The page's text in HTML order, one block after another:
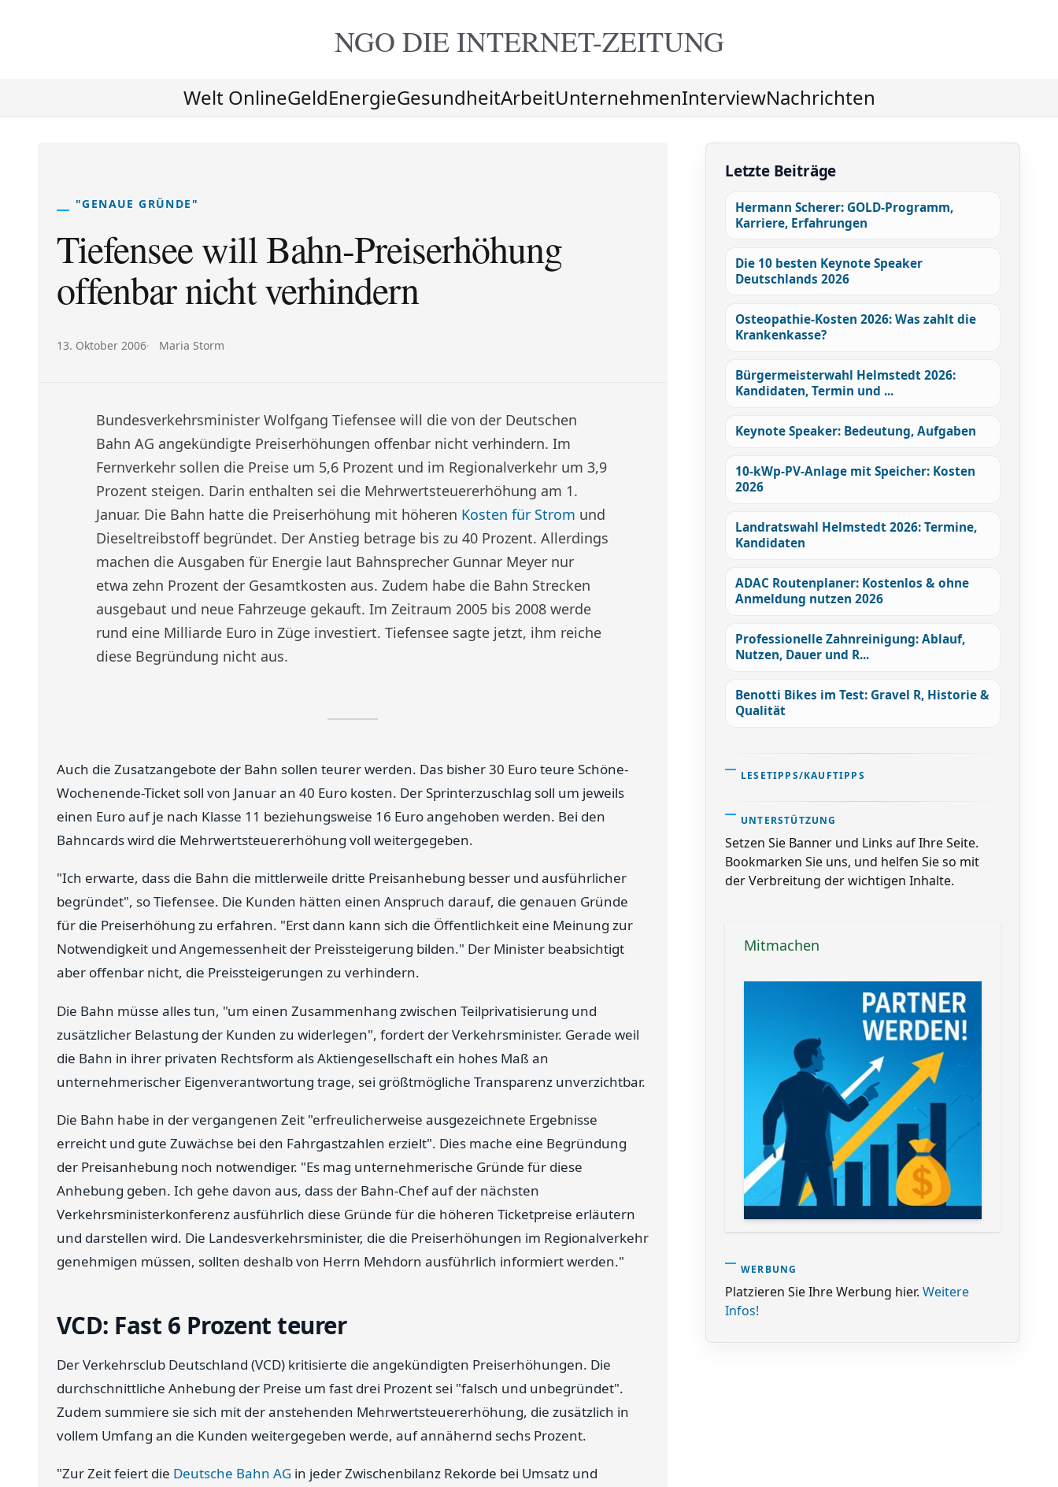
NGO DIEINTERNET-ZEITUNG
Welt OnlineGeldEnergieGesundheitArbeitUnternehmenInterviewNachrichten
"GENAUE GRÜNDE"
Tiefensee will Bahn-Preiserhöhung
offenbar nicht verhindern
Veröffentlicht am:
13. Oktober 2006 Autor:
Maria Storm
Bundesverkehrsminister Wolfgang Tiefensee will die von der Deutschen
Bahn AG angekündigte Preiserhöhungen offenbar nicht verhindern. Im
Fernverkehr sollen die Preise um 5,6 Prozent und im Regionalverkehr um 3,9
Prozent steigen. Darin enthalten sei die Mehrwertsteuererhöhung am 1.
Januar. Die Bahn hatte die Preiserhöhung mit höheren Kosten für Strom und
Dieseltreibstoff begründet. Der Anstieg betrage bis zu 40 Prozent. Allerdings
machen die Ausgaben für Energie laut Bahnsprecher Gunnar Meyer nur
etwa zehn Prozent der Gesamtkosten aus. Zudem habe die Bahn Strecken
ausgebaut und neue Fahrzeuge gekauft. Im Zeitraum 2005 bis 2008 werde
rund eine Milliarde Euro in Züge investiert. Tiefensee sagte jetzt, ihm reiche
diese Begründung nicht aus.
Auch die Zusatzangebote der Bahn sollen teurer werden. Das bisher 30 Euro teure Schöne-
Wochenende-Ticket soll von Januar an 40 Euro kosten. Der Sprinterzuschlag soll um jeweils
einen Euro auf je nach Klasse 11 beziehungsweise 16 Euro angehoben werden. Bei den
Bahncards wird die Mehrwertsteuererhöhung voll weitergegeben.
"Ich erwarte, dass die Bahn die mittlerweile dritte Preisanhebung besser und ausführlicher
begründet", so Tiefensee. Die Kunden hätten einen Anspruch darauf, die genauen Gründe
für die Preiserhöhung zu erfahren. "Erst dann kann sich die Öffentlichkeit eine Meinung zur
Notwendigkeit und Angemessenheit der Preissteigerung bilden." Der Minister beabsichtigt
aber offenbar nicht, die Preissteigerungen zu verhindern.
Die Bahn müsse alles tun, "um einen Zusammenhang zwischen Teilprivatisierung und
zusätzlicher Belastung der Kunden zu widerlegen", fordert der Verkehrsminister. Gerade weil
die Bahn in ihrer privaten Rechtsform als Aktiengesellschaft ein hohes Maß an
unternehmerischer Eigenverantwortung trage, sei größtmögliche Transparenz unverzichtbar.
Die Bahn habe in der vergangenen Zeit "erfreulicherweise ausgezeichnete Ergebnisse
erreicht und gute Zuwächse bei den Fahrgastzahlen erzielt". Dies mache eine Begründung
der Preisanhebung noch notwendiger. "Es mag unternehmerische Gründe für diese
Anhebung geben. Ich gehe davon aus, dass der Bahn-Chef auf der nächsten
Verkehrsministerkonferenz ausführlich diese Gründe für die höheren Ticketpreise erläutern
und darstellen wird. Die Landesverkehrsminister, die die Preiserhöhungen im Regionalverkehr
genehmigen müssen, sollten deshalb von Herrn Mehdorn ausführlich informiert werden."
VCD: Fast 6 Prozent teurer
Der Verkehrsclub Deutschland (VCD) kritisierte die angekündigten Preiserhöhungen. Die
durchschnittliche Anhebung der Preise um fast drei Prozent sei "falsch und unbegründet".
Zudem summiere sie sich mit der anstehenden Mehrwertsteuererhöhung, die zusätzlich in
vollem Umfang an die Kunden weitergegeben werde, auf annähernd sechs Prozent.
"Zur Zeit feiert die Deutsche Bahn AG in jeder Zwischenbilanz Rekorde bei Umsatz und
Letzte Beiträge
Hermann Scherer: GOLD-Programm,
Karriere, Erfahrungen
Die 10 besten Keynote Speaker
Deutschlands 2026
Osteopathie-Kosten 2026: Was zahlt die
Krankenkasse?
Bürgermeisterwahl Helmstedt 2026:
Kandidaten, Termin und ...
Keynote Speaker: Bedeutung, Aufgaben
10-kWp-PV-Anlage mit Speicher: Kosten
2026
Landratswahl Helmstedt 2026: Termine,
Kandidaten
ADAC Routenplaner: Kostenlos & ohne
Anmeldung nutzen 2026
Professionelle Zahnreinigung: Ablauf,
Nutzen, Dauer und R...
Benotti Bikes im Test: Gravel R, Historie &
Qualität
LESETIPPS/KAUFTIPPS
UNTERSTÜTZUNG
Setzen Sie Banner und Links auf Ihre Seite.
Bookmarken Sie uns, und helfen Sie so mit
der Verbreitung der wichtigen Inhalte.
Mitmachen
WERBUNG
Platzieren Sie Ihre Werbung hier. Weitere
Infos!